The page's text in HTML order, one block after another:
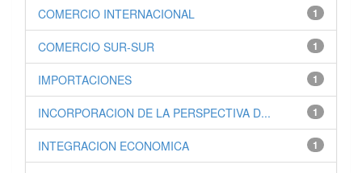
1
COMERCIO INTERNACIONAL
1
COMERCIO SUR-SUR
1
IMPORTACIONES
1
INCORPORACION DE LA PERSPECTIVA D...
1
INTEGRACION ECONOMICA